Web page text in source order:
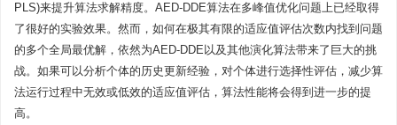
PLS)来提升算法求解精度。AED-DDE算法在多峰值优化问题上已经取得
了很好的实验效果。然而，如何在极其有限的适应值评估次数内找到问题
的多个全局最优解，依然为AED-DDE以及其他演化算法带来了巨大的挑
战。如果可以分析个体的历史更新经验，对个体进行选择性评估，减少算
法运行过程中无效或低效的适应值评估，算法性能将会得到进一步的提
高。